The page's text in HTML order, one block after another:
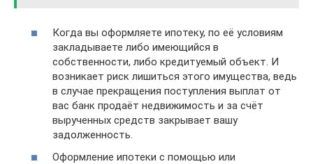
Когда вы оформляете ипотеку, по её условиям
закладываете либо имеющийся в
собственности, либо кредитуемый объект. И
возникает риск лишиться этого имущества, ведь
в случае прекращения поступления выплат от
вас банк продаёт недвижимость и за счёт
вырученных средств закрывает вашу
задолженность.
Оформление ипотеки с помощью или